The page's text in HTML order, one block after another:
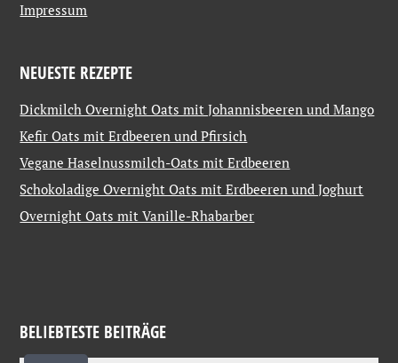
Impressum
NEUESTE REZEPTE
Dickmilch Overnight Oats mit Johannisbeeren und Mango
Kefir Oats mit Erdbeeren und Pfirsich
Vegane Haselnussmilch-Oats mit Erdbeeren
Schokoladige Overnight Oats mit Erdbeeren und Joghurt
Overnight Oats mit Vanille-Rhabarber
BELIEBTESTE BEITRÄGE